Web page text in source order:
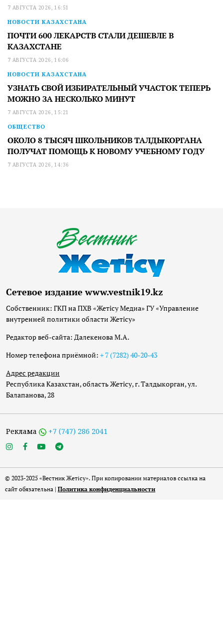
7 АВГУСТА 2026, 16:51
НОВОСТИ КАЗАХСТАНА
ПОЧТИ 600 ЛЕКАРСТВ СТАЛИ ДЕШЕВЛЕ В
КАЗАХСТАНЕ
7 АВГУСТА 2026, 16:06
НОВОСТИ КАЗАХСТАНА
УЗНАТЬ СВОЙ ИЗБИРАТЕЛЬНЫЙ УЧАСТОК ТЕПЕРЬ
МОЖНО ЗА НЕСКОЛЬКО МИНУТ
7 АВГУСТА 2026, 15:21
ОБЩЕСТВО
ОКОЛО 8 ТЫСЯЧ ШКОЛЬНИКОВ ТАЛДЫКОРГАНА
ПОЛУЧАТ ПОМОЩЬ К НОВОМУ УЧЕБНОМУ ГОДУ
7 АВГУСТА 2026, 14:36
Сетевое издание www.vestnik19.kz
Собственник: ГКП на ПХВ «Жетісу Медиа» ГУ «Управление
внутренней политики области Жетісу»
Редактор веб-сайта: Далекенова М.А.
Номер телефона приёмной: + 7 (7282) 40-20-43
Адрес редакции
Республика Казахстан, область Жетісу, г. Талдыкорган, ул.
Балапанова, 28
Реклама +7 (747) 286 2041
© 2023-2025 «Вестник Жетісу». При копировании материалов ссылка на
сайт обязательна | Политика конфиденциальности